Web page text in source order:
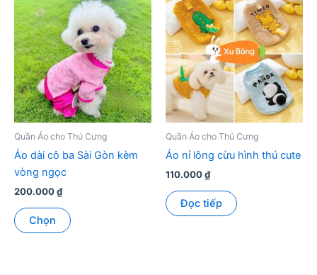
biến
thể.
Các
tùy
chọn
có
thể
được
chọn
phẩm
biến
thể.
Các
tùy
chọn
có
thể
được
chọn
sản
phẩm
Quần Áo cho Thú Cưng
Áo dài cô ba Sài Gòn kèm
vòng ngọc
200.000₫
Chọn
phẩm
Quần Áo cho Thú Cưng
Áo nỉ lông cừu hình thú cute
110.000₫
Đọc tiếp